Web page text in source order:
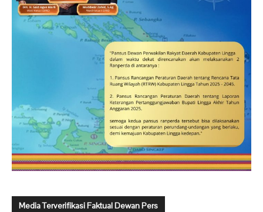
Media Terverifikasi Faktual Dewan Pers